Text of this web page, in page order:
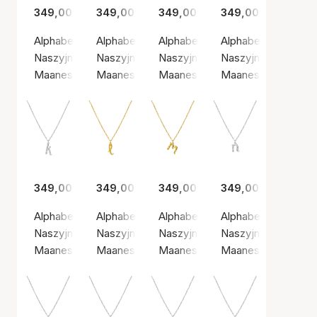
349,00 zł
Alphabet Necklace G
Naszyjnik, Złoty kolor / Pozłacane srebro próby 925
Maanesten
349,00 zł
Alphabet Necklace H
Naszyjnik, Kolor srebrny / Srebro próby 925
Maanesten
349,00 zł
Alphabet Necklace I
Naszyjnik, Złoty kolor /
Maanesten
349,00 zł
Alphabet Necklace
Naszyjnik, Złoty
Maanesten
349,00 zł
Alphabet Necklace K
Naszyjnik, Kolor srebrny / Srebro próby 925
Maanesten
349,00 zł
Alphabet Necklace L
Naszyjnik, Złoty kolor / Pozłacane srebro
Maanesten
349,00 zł
Alphabet Necklace M
Naszyjnik, Złoty kolor /
Maanesten
349,00 zł
Alphabet Necklace
Naszyjnik, Kolor
Maanesten